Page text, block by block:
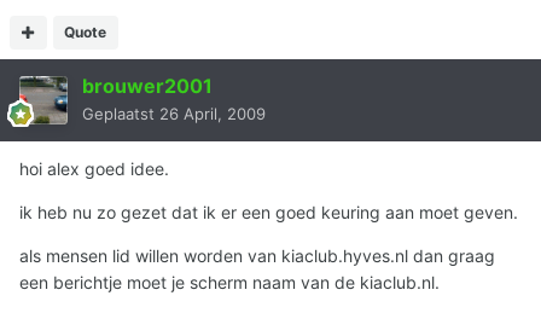
Quote
brouwer2001
Geplaatst 26 April, 2009
hoi alex goed idee.
ik heb nu zo gezet dat ik er een goed keuring aan moet geven.
als mensen lid willen worden van kiaclub.hyves.nl dan graag
een berichtje moet je scherm naam van de kiaclub.nl.